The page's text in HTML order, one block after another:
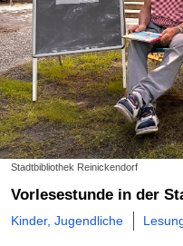
Stadtbibliothek Reinickendorf
Vorlesestunde in der
Kinder, Jugendliche